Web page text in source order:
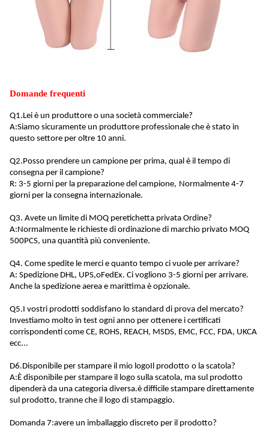
Domande frequenti
Q1.Lei è un produttore o una società commerciale?
A:Siamo sicuramente un produttore professionale che è stato in
questo settore per oltre 10 anni.
Q2.Posso prendere un campione per prima, qual è il tempo di
consegna per il campione?
R: 3-5 giorni per la preparazione del campione, Normalmente 4-7
giorni per la consegna internazionale.
Q3. Avete un limite di MOQ peretichetta privata Ordine?
A:Normalmente le richieste di ordinazione di marchio privato MOQ
500PCS, una quantità più conveniente.
Q4. Come spedite le merci e quanto tempo ci vuole per arrivare?
A: Spedizione DHL, UPS,oFedEx. Ci vogliono 3-5 giorni per arrivare.
Anche la spedizione aerea e marittima è opzionale.
Q5.I vostri prodotti soddisfano lo standard di prova del mercato?
Investiamo molto in test ogni anno per ottenere i certificati
corrispondenti come CE, ROHS, REACH, MSDS, EMC, FCC, FDA, UKCA
ecc...
D6.Disponibile per stampare il mio logoIl prodotto o la scatola?
A:È disponibile per stampare il logo sulla scatola, ma sul prodotto
dipenderà da una categoria diversa.è difficile stampare direttamente
sul prodotto, tranne che il logo di stampaggio.
Domanda 7:avere un imballaggio discreto per il prodotto?